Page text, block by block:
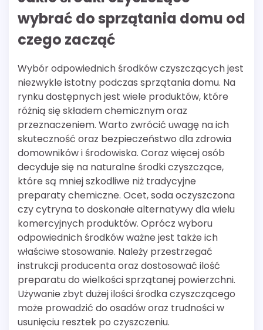
wybrać do sprzątania domu od
czego zacząć
Wybór odpowiednich środków czyszczących jest
niezwykle istotny podczas sprzątania domu. Na
rynku dostępnych jest wiele produktów, które
różnią się składem chemicznym oraz
przeznaczeniem. Warto zwrócić uwagę na ich
skuteczność oraz bezpieczeństwo dla zdrowia
domowników i środowiska. Coraz więcej osób
decyduje się na naturalne środki czyszczące,
które są mniej szkodliwe niż tradycyjne
preparaty chemiczne. Ocet, soda oczyszczona
czy cytryna to doskonałe alternatywy dla wielu
komercyjnych produktów. Oprócz wyboru
odpowiednich środków ważne jest także ich
właściwe stosowanie. Należy przestrzegać
instrukcji producenta oraz dostosować ilość
preparatu do wielkości sprzątanej powierzchni.
Używanie zbyt dużej ilości środka czyszczącego
może prowadzić do osadów oraz trudności w
usunięciu resztek po czyszczeniu.